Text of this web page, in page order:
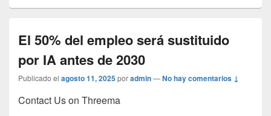
El 50% del empleo será sustituido
por IA antes de 2030
Publicado el agosto 11, 2025poradmin—No hay comentarios ↓
Contact Us on Threema